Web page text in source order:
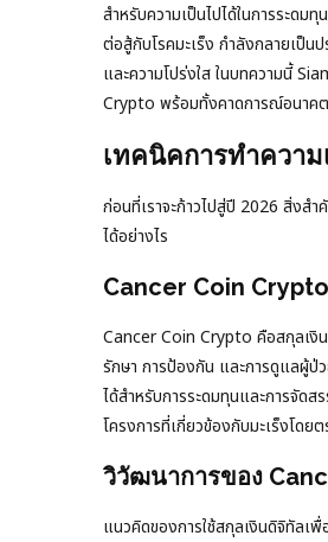
สำหรับความเป็นไปได้ในการระดม
ต่อสู้กับโรคมะเร็ง กำลังกลายเป็
และความโปร่งใส ในบทความนี้
Crypto พร้อมทั้งคาดการณ์อนาค
เทคนิคการทำควา
ก่อนที่เราจะก้าวไปสู่ปี 2026 สิ่งส
ได้อย่างไร
Cancer Coin
Cancer Coin Crypto คือสกุลเงิ
รักษา การป้องกัน และการดูแลผู้ป่ว
ได้สำหรับการระดมทุนและการจัด
โครงการที่เกี่ยวข้องกับมะเร็งโดย
วิวัฒนาการของ
แนวคิดของการใช้สกุลเงินดิจิทัลเพื่